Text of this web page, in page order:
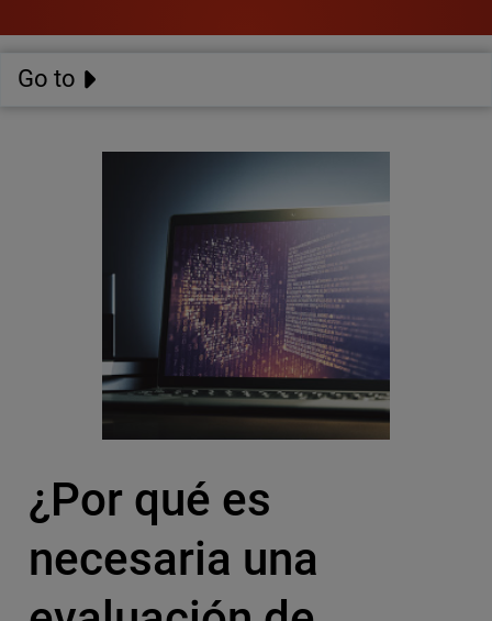
Go to
¿Por qué es
necesaria una